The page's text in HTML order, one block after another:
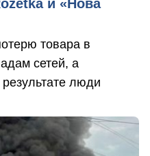
и «Нова
товара в
сетей, а
люди